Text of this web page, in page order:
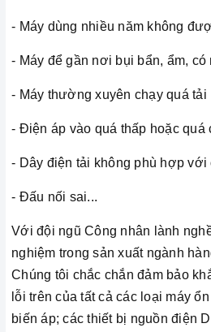
- Máy dùng nhiều năm không
- Máy để gần nơi bụi bẩn, ẩm,
- Máy thường xuyên chạy quá tải
- Điện áp vào quá thấp hoặc quá
- Dây điện tải không phù hợp với
- Đấu nối sai...
Với đội ngũ Công nhân lành
nghiệm trong sản xuất ngành
Chúng tôi chắc chắn đảm bảo
lỗi trên của tất cả các loại máy
biến áp; các thiết bị nguồn điện